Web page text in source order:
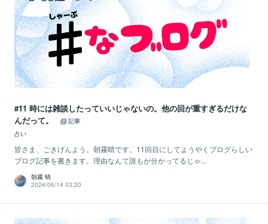
#11 時には雑談したっていいじゃないの。他の回が重すぎるだけな
んだって。
記事
占い
皆さま、ごきげんよう。朝霧晴です。11回目にしてようやくブログらしい
ブログ記事を書きます。理由なんて誰もが分かってるじゃ...
朝霧 晴
2024/06/14 03:20